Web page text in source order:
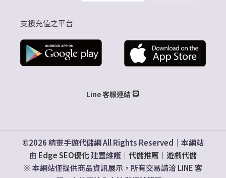
支援充值之平台
Line 客服連結
©2026 精靈手遊代儲網 All Rights Reserved｜本網站
由 Edge SEO優化建置維護｜ 代儲推薦｜ 遊戲代儲
※ 本網站僅提供商品資訊展示，所有交易請洽 LINE 客